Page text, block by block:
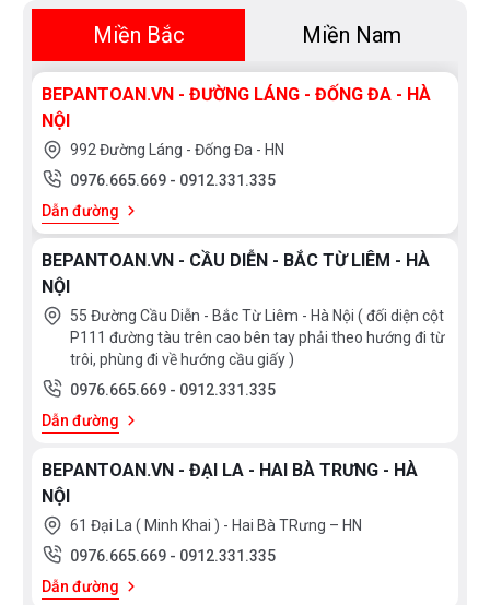
Miền Bắc Miền Nam
BEPANTOAN.VN - ĐƯỜNG LÁNG - ĐỐNG ĐA - HÀ
NỘI
992 Đường Láng - Đống Đa - HN
0976.665.669 - 0912.331.335
Dẫn đường
BEPANTOAN.VN - CẦU DIỄN - BẮC TỪ LIÊM - HÀ
NỘI
55 Đường Cầu Diễn - Bắc Từ Liêm - Hà Nội ( đối diện cột
P111 đường tàu trên cao bên tay phải theo hướng đi từ
trôi, phùng đi về hướng cầu giấy )
0976.665.669 - 0912.331.335
Dẫn đường
BEPANTOAN.VN - ĐẠI LA - HAI BÀ TRƯNG - HÀ
NỘI
61 Đại La ( Minh Khai ) - Hai Bà TRưng – HN
0976.665.669 - 0912.331.335
Dẫn đường